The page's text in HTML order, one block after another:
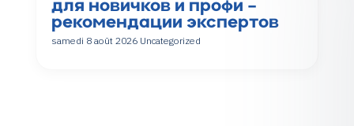
для новичков и профи –
рекомендации экспертов
samedi 8 août 2026 Uncategorized